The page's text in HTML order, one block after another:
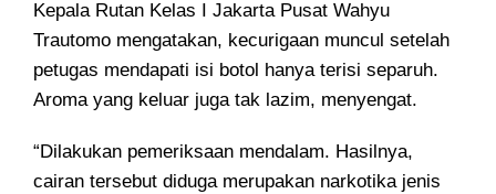
Kepala Rutan Kelas I Jakarta Pusat Wahyu
Trautomo mengatakan, kecurigaan muncul setelah
petugas mendapati isi botol hanya terisi separuh.
Aroma yang keluar juga tak lazim, menyengat.
“Dilakukan pemeriksaan mendalam. Hasilnya,
cairan tersebut diduga merupakan narkotika jenis